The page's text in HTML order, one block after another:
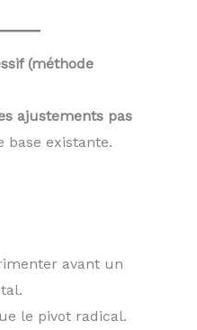
(méthode
ajustements pas
base existante.
avant un
le pivot radical.